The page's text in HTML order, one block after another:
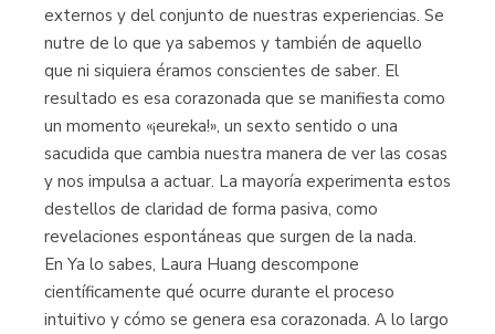
externos y del conjunto de nuestras experiencias. Se
nutre de lo que ya sabemos y también de aquello
que ni siquiera éramos conscientes de saber. El
resultado es esa corazonada que se manifiesta como
un momento «¡eureka!», un sexto sentido o una
sacudida que cambia nuestra manera de ver las cosas
y nos impulsa a actuar. La mayoría experimenta estos
destellos de claridad de forma pasiva, como
revelaciones espontáneas que surgen de la nada.
En Ya lo sabes, Laura Huang descompone
científicamente qué ocurre durante el proceso
intuitivo y cómo se genera esa corazonada. A lo largo